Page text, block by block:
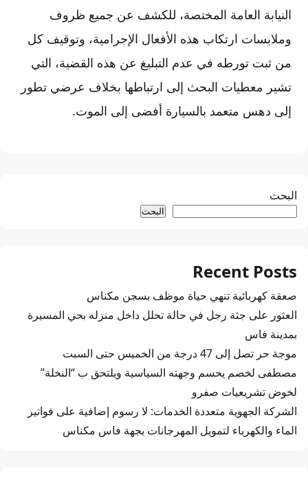
النيابة العامة المختصة، للكشف عن جميع ظروف
وملابسات ارتكاب هذه الأفعال الإجرامية، وتوقيف كل
من ثبت تورطه في عدم التبليغ عن هذه القضية، التي
تشير معطيات البحث إلى ارتباطها بخلاف عرضي تطور
إلى دهس متعمد بالسيارة أفضى إلى الموت.
البحث
البحث
Recent Posts
صعقة كهربائية تنهي حياة موظف بسجن مكناس
العثور على جثة رجل في حالة تحلل داخل منزله بحي المسيرة
بمدينة فاس
موجة حر تصل إلى 47 درجة من الخميس حتى السبت
مصطفى لخصم يحسم وجهته السياسية ويلتحق ب “النخلة”
لخوض تشريعيات صفرو
الشركة الجهوية متعددة الخدمات: لا رسوم إضافية على فواتير
الماء والكهرباء لتمويل المهرجانات بجهة فاس مكناس